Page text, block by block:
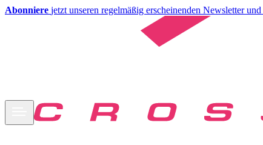
Abonniere jetzt unseren regelmäßig erscheinenden Newsletter und